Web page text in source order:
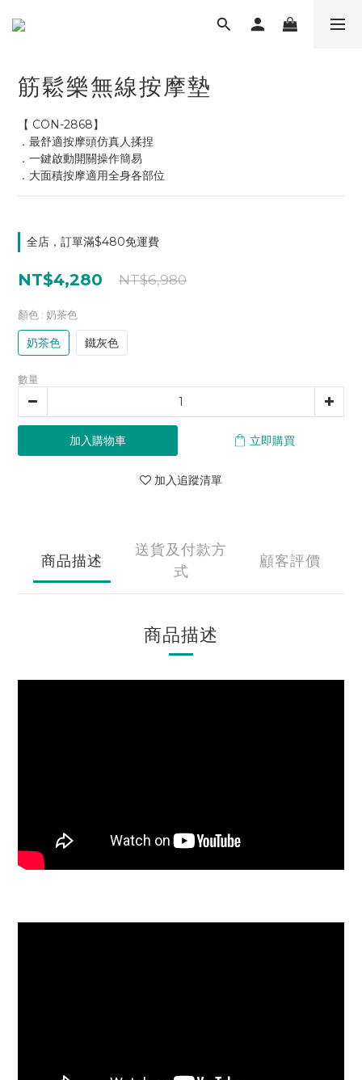
筋鬆樂無線按摩墊
【 CON-2868】
．最舒適按摩頭仿真人揉捏
．一鍵啟動開關操作簡易
．大面積按摩適用全身各部位
全店，訂單滿$480免運費
NT$4,280 NT$6,980
顏色 : 奶茶色
奶茶色 鐵灰色
數量
加入購物車 立即購買
加入追蹤清單
商品描述
送貨及付款方
式
顧客評價
商品描述